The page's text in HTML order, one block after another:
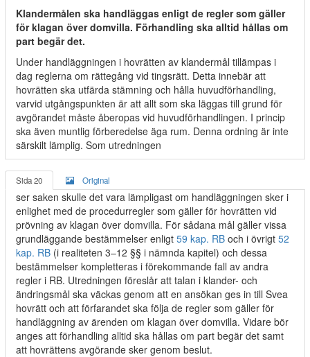
Klandermålen ska handläggas enligt de regler som gäller
för klagan över domvilla. Förhandling ska alltid hållas om
part begär det.
Under handläggningen i hovrätten av klandermål tillämpas i
dag reglerna om rättegång vid tingsrätt. Detta innebär att
hovrätten ska utfärda stämning och hålla huvudförhandling,
varvid utgångspunkten är att allt som ska läggas till grund för
avgörandet måste åberopas vid huvudförhandlingen. I princip
ska även muntlig förberedelse äga rum. Denna ordning är inte
särskilt lämplig. Som utredningen
Sida 20 Original
ser saken skulle det vara lämpligast om handläggningen sker i
enlighet med de procedurregler som gäller för hovrätten vid
prövning av klagan över domvilla. För sådana mål gäller vissa
grundläggande bestämmelser enligt 59 kap. RB och i övrigt 52
kap. RB (i realiteten 3–12 §§ i nämnda kapitel) och dessa
bestämmelser kompletteras i förekommande fall av andra
regler i RB. Utredningen föreslår att talan i klander- och
ändringsmål ska väckas genom att en ansökan ges in till Svea
hovrätt och att förfarandet ska följa de regler som gäller för
handläggning av ärenden om klagan över domvilla. Vidare bör
anges att förhandling alltid ska hållas om part begär det samt
att hovrättens avgörande sker genom beslut.